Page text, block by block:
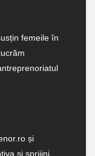
femeile în
și
și sprijini